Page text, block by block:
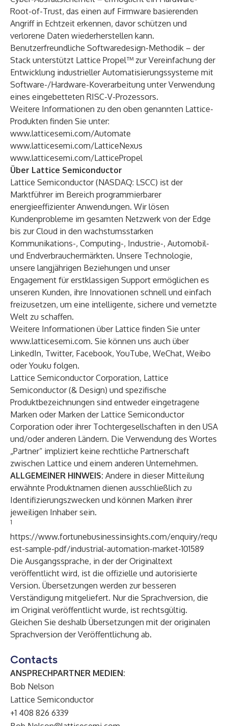
Root-of-Trust, das einen auf Firmware basierenden
Angriff in Echtzeit erkennen, davor schützen und
verlorene Daten wiederherstellen kann.
Benutzerfreundliche Softwaredesign-Methodik – der
Stack unterstützt Lattice Propel™ zur Vereinfachung der
Entwicklung industrieller Automatisierungssysteme mit
Software-/Hardware-Koverarbeitung unter Verwendung
eines eingebetteten RISC-V-Prozessors.
Weitere Informationen zu den oben genannten Lattice-
Produkten finden Sie unter:
www.latticesemi.com/Automate
www.latticesemi.com/LatticeNexus
www.latticesemi.com/LatticePropel
Über Lattice Semiconductor
Lattice Semiconductor (NASDAQ: LSCC) ist der
Marktführer im Bereich programmierbarer
energieeffizienter Anwendungen. Wir lösen
Kundenprobleme im gesamten Netzwerk von der Edge
bis zur Cloud in den wachstumsstarken
Kommunikations-, Computing-, Industrie-, Automobil-
und Endverbrauchermärkten. Unsere Technologie,
unsere langjährigen Beziehungen und unser
Engagement für erstklassigen Support ermöglichen es
unseren Kunden, ihre Innovationen schnell und einfach
freizusetzen, um eine intelligente, sichere und vernetzte
Welt zu schaffen.
Weitere Informationen über Lattice finden Sie unter
www.latticesemi.com. Sie können uns auch über
LinkedIn, Twitter, Facebook, YouTube, WeChat, Weibo
oderYouku folgen.
Lattice Semiconductor Corporation, Lattice
Semiconductor (& Design) und spezifische
Produktbezeichnungen sind entweder eingetragene
Marken oder Marken der Lattice Semiconductor
Corporation oder ihrer Tochtergesellschaften in den USA
und/oder anderen Ländern. Die Verwendung des Wortes
„Partner“ impliziert keine rechtliche Partnerschaft
zwischen Lattice und einem anderen Unternehmen.
ALLGEMEINER HINWEIS: Andere in dieser Mitteilung
erwähnte Produktnamen dienen ausschließlich zu
Identifizierungszwecken und können Marken ihrer
jeweiligen Inhaber sein.
1
https://www.fortunebusinessinsights.com/enquiry/requ
est-sample-pdf/industrial-automation-market-101589
Die Ausgangssprache, in der der Originaltext
veröffentlicht wird, ist die offizielle und autorisierte
Version. Übersetzungen werden zur besseren
Verständigung mitgeliefert. Nur die Sprachversion, die
im Original veröffentlicht wurde, ist rechtsgültig.
Gleichen Sie deshalb Übersetzungen mit der originalen
Sprachversion der Veröffentlichung ab.
Contacts
ANSPRECHPARTNER MEDIEN:
Bob Nelson
Lattice Semiconductor
+1 408 826 6339